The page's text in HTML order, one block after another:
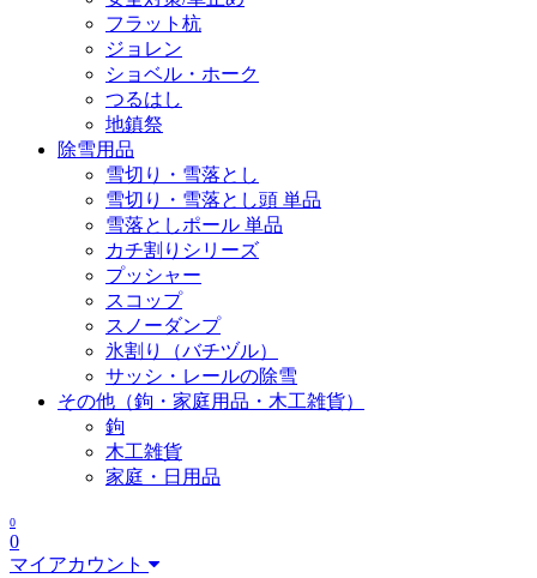
フラット杭
ジョレン
ショベル・ホーク
つるはし
地鎮祭
除雪用品
雪切り・雪落とし
雪切り・雪落とし頭 単品
雪落としポール 単品
カチ割りシリーズ
プッシャー
スコップ
スノーダンプ
氷割り（バチヅル）
サッシ・レールの除雪
その他（鉤・家庭用品・木工雑貨）
鉤
木工雑貨
家庭・日用品
0
0
マイアカウント